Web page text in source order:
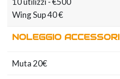
Wing Sup 40 €
NOLEGGIO ACCESSORI
Muta 20€